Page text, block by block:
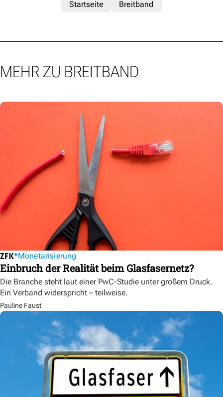
Startseite
Breitband
MEHR ZU BREITBAND
Monetarisierung
Einbruch der Realität beim Glasfasernetz?
Die Branche steht laut einer PwC-Studie unter großem Druck.
Ein Verband widerspricht – teilweise.
Pauline Faust